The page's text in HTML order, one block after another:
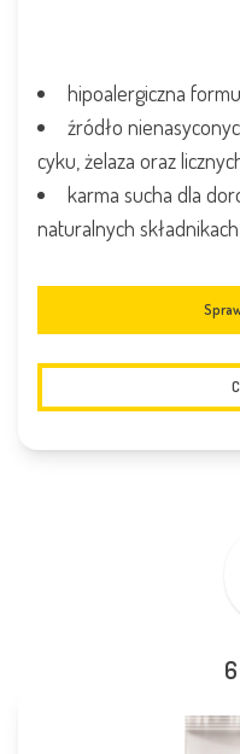
hipoalergiczna
źródło
cyku, żelaza oraz
karma sucha dla
naturalnych składnikach